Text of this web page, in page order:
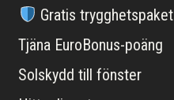
Gratis trygghetspaket
Tjäna EuroBonus-poäng
Solskydd till fönster